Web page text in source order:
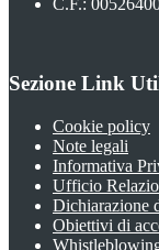
Sezione Link
Cookie policy
Note legali
Informativa
Ufficio
Dichiarazione
Obiettivi di